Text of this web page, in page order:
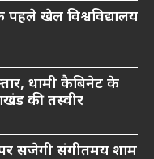
खेल विश्वविद्यालय
धामी कैबिनेट के
की तस्वीर
सजेगी संगीतमय शाम